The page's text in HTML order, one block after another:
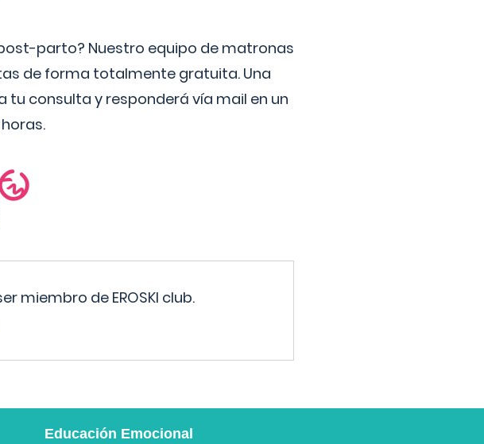
parto? Nuestro equipo de matronas
de forma totalmente gratuita. Una
consulta y responderá vía mail en un
miembro de EROSKI club.
Educación Emocional